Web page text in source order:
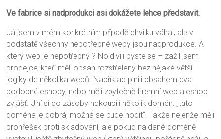
Ve fabrice si nadprodukci asi dokážete lehce představit.
Já jsem v mém konkrétním případě chvilku váhal, ale v
podstatě všechny nepotřebné weby jsou nadprodukce. A
který web je nepotřebný ? No divili byste se – zažil jsem
prodejce, kteří měli obsah rozstřelený bez nějaké větší
logiky do několika webů. Například plnili obsahem dva
podobné eshopy, nebo měli zbytečně firemní web a eshop
zvlášť. Jiní si do zásoby nakoupili několik domén: „tato
doména je dobrá, možná se bude hodit“. Takže nejenže měli
prohřešek proti skladování, ale pokud na dané doméně